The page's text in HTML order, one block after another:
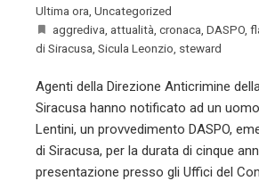
Ultima ora Uncategorized
aggrediva attualità cronaca DASPO
di Siracusa Sicula Leonzio steward
Agenti della Direzione Anticrimine
Siracusa hanno notificato ad un
Lentini, un provvedimento DASPO,
di Siracusa, per la durata di cinque
presentazione presso gli Uffici del